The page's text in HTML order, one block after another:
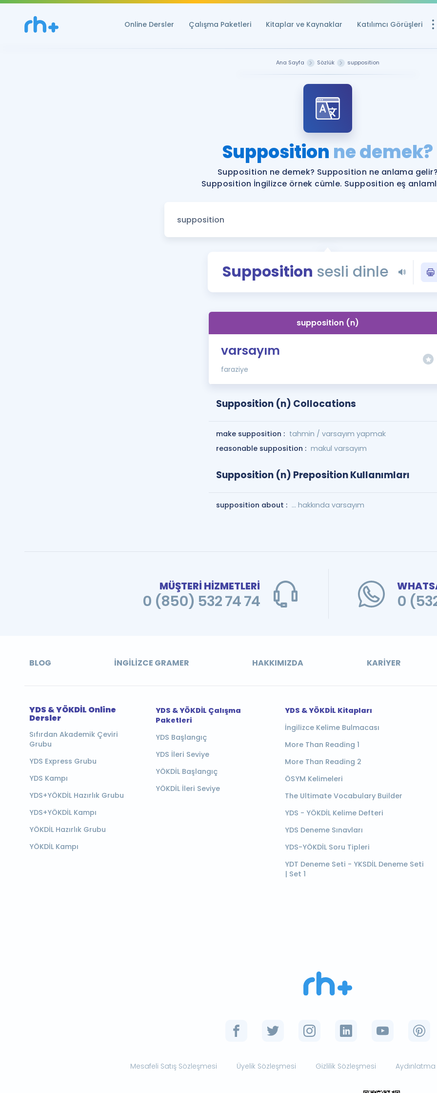
Online Dersler Çalışma Paketleri Kitaplar ve Kaynaklar Katılımcı Görüşleri
Ücretsiz
YDS ve YÖKDİL
YDS ve YÖKDİL'e
Tüm ÖSYM
Blog
YDS - YÖKDİL
İngilizce
Ana Sayfa Sözlük supposition
Supposition ne demek?
Supposition ne demek? Supposition ne anlama gelir?
Supposition İngilizce örnek cümle. Supposition eş
Supposition sesli dinle
supposition (n)
varsayım
faraziye
Supposition (n) Collocations
make supposition : tahmin / varsayım yapmak
reasonable supposition : makul varsayım
Supposition (n) Preposition Kullanımları
supposition about : ... hakkında varsayım
MÜŞTERİ HİZMETLERİ
0 (850) 532 74 74 0
BLOG İNGILIZCE GRAMER HAKKIMIZDA KARIYER
YDS & YÖKDİL Online
Dersler
Sıfırdan Akademik Çeviri
Grubu
YDS Express Grubu
YDS Kampı
YDS+YÖKDİL Hazırlık Grubu
YDS+YÖKDİL Kampı
YÖKDİL Hazırlık Grubu
YÖKDİL Kampı
YDS & YÖKDİL Çalışma
Paketleri
YDS Başlangıç
YDS İleri Seviye
YÖKDİL Başlangıç
YÖKDİL İleri Seviye
YDS & YÖKDİL Kitapları
İngilizce Kelime Bulmacası
More Than Reading 1
More Than Reading 2
ÖSYM Kelimeleri
The Ultimate Vocabulary Builder
YDS - YÖKDİL Kelime Defteri
YDS Deneme Sınavları
YDS-YÖKDİL Soru Tipleri
YDT Deneme Seti - YKSDİL Deneme Seti
| Set 1
Mesafeli Satış Sözleşmesi Üyelik Sözleşmesi Gizlilik Sözleşmesi